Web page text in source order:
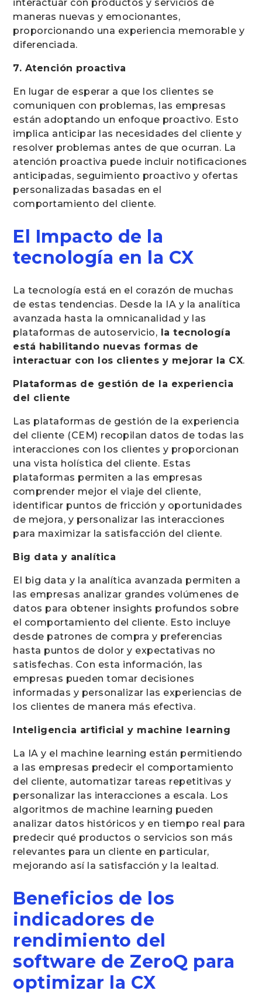
interactuar con productos y servicios de
maneras nuevas y emocionantes,
proporcionando una experiencia memorable y
diferenciada.
7. Atención proactiva
En lugar de esperar a que los clientes se
comuniquen con problemas, las empresas
están adoptando un enfoque proactivo. Esto
implica anticipar las necesidades del cliente y
resolver problemas antes de que ocurran. La
atención proactiva puede incluir notificaciones
anticipadas, seguimiento proactivo y ofertas
personalizadas basadas en el
comportamiento del cliente.
El Impacto de la
tecnología en la CX
La tecnología está en el corazón de muchas
de estas tendencias. Desde la IA y la analítica
avanzada hasta la omnicanalidad y las
plataformas de autoservicio, la tecnología
está habilitando nuevas formas de
interactuar con los clientes y mejorar la CX.
Plataformas de gestión de la experiencia
del cliente
Las plataformas de gestión de la experiencia
del cliente (CEM) recopilan datos de todas las
interacciones con los clientes y proporcionan
una vista holística del cliente. Estas
plataformas permiten a las empresas
comprender mejor el viaje del cliente,
identificar puntos de fricción y oportunidades
de mejora, y personalizar las interacciones
para maximizar la satisfacción del cliente.
Big data y analítica
El big data y la analítica avanzada permiten a
las empresas analizar grandes volúmenes de
datos para obtener insights profundos sobre
el comportamiento del cliente. Esto incluye
desde patrones de compra y preferencias
hasta puntos de dolor y expectativas no
satisfechas. Con esta información, las
empresas pueden tomar decisiones
informadas y personalizar las experiencias de
los clientes de manera más efectiva.
Inteligencia artificial y machine learning
La IA y el machine learning están permitiendo
a las empresas predecir el comportamiento
del cliente, automatizar tareas repetitivas y
personalizar las interacciones a escala. Los
algoritmos de machine learning pueden
analizar datos históricos y en tiempo real para
predecir qué productos o servicios son más
relevantes para un cliente en particular,
mejorando así la satisfacción y la lealtad.
Beneficios de los
indicadores de
rendimiento del
software de ZeroQ para
optimizar la CX